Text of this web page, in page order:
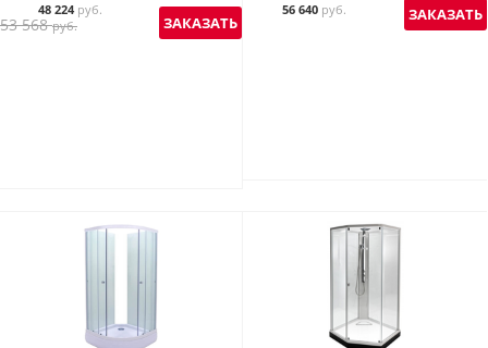
48 224 руб.
53 568 руб. ЗАКАЗАТЬ
56 640 руб. ЗАКАЗАТЬ